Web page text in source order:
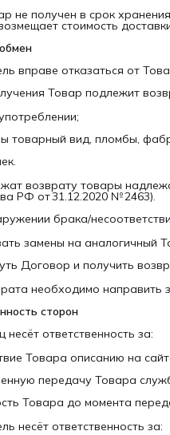
не получен в срок
стоимость
вправе отказаться от
Товар подлежит
товарный вид, пломбы,
возврату товары
РФ от 31.12.2020 № 2463).
брака/
замены на аналогичный
Договор и получить
необходимо направить
сторон
несёт ответственность за:
Товара описанию на
передачу Товара
Товара до момента
несёт ответственность за: